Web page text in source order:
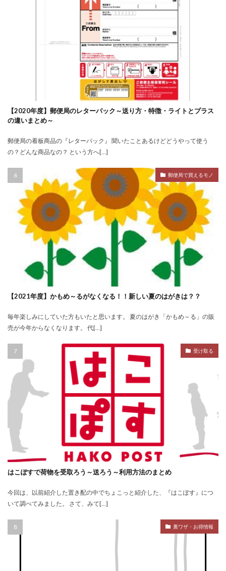
【2020年度】郵便局のレターパック～送り方・特徴・ライトとプラス
の違いまとめ～
郵便局の看板商品の『レターパック』 聞いたことあるけどどうやって使う
の？どんな商品なの？ という方へ[…]
郵便局で買えるモノ
【2021年度】かもめ～るがなくなる！！新しい夏のはがきは？？
毎年楽しみにしていた方もいたと思います。 夏のはがき「かもめ～る」の販
売が今年からなくなります。 代[…]
受け取る
はこぽすで荷物を受取ろう～送ろう～利用方法のまとめ
今回は、以前紹介した置き配の中でちょこっと紹介した、『はこぽす』につ
いて調べてみました。 さて、みて[…]
裏ワザ・お得情報